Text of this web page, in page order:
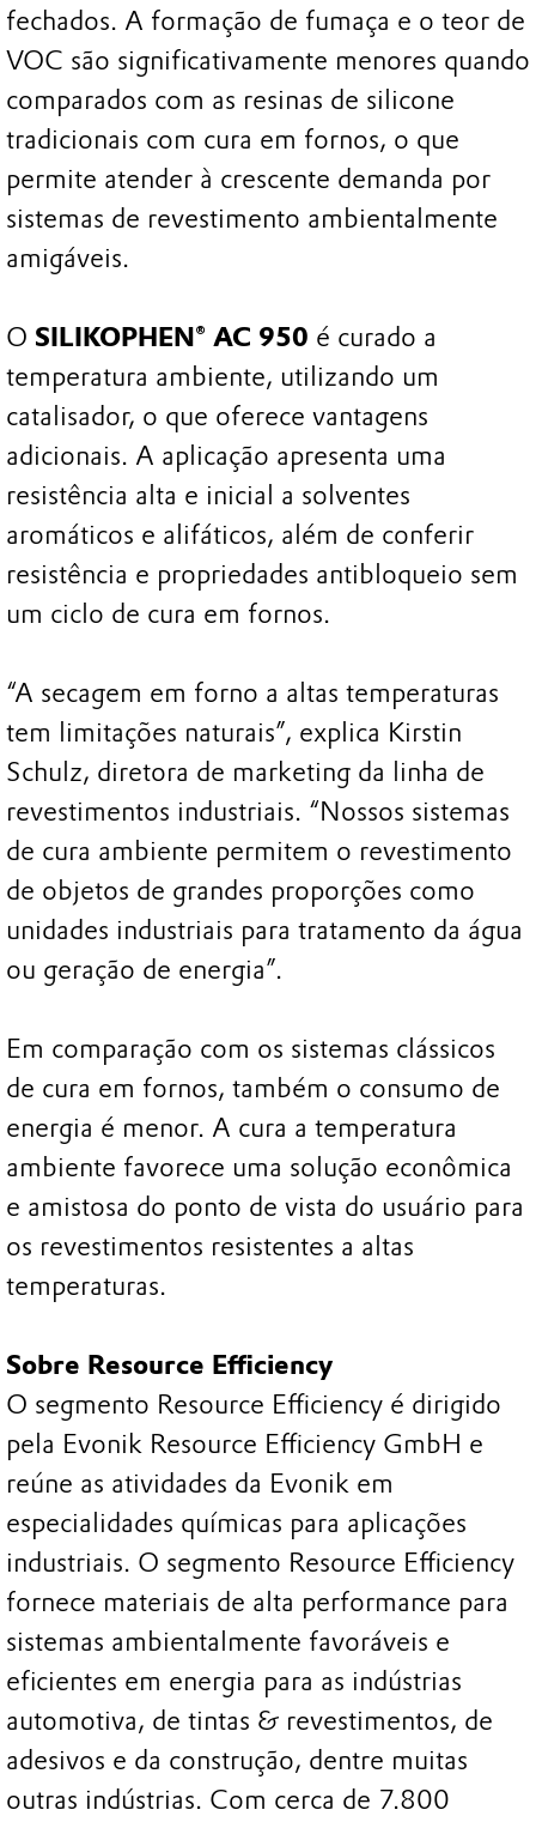
fechados. A formação de fumaça e o teor de
VOC são significativamente menores quando
comparados com as resinas de silicone
tradicionais com cura em fornos, o que
permite atender à crescente demanda por
sistemas de revestimento ambientalmente
amigáveis.
O SILIKOPHEN® AC 950 é curado a
temperatura ambiente, utilizando um
catalisador, o que oferece vantagens
adicionais. A aplicação apresenta uma
resistência alta e inicial a solventes
aromáticos e alifáticos, além de conferir
resistência e propriedades antibloqueio sem
um ciclo de cura em fornos.
“A secagem em forno a altas temperaturas
tem limitações naturais”, explica Kirstin
Schulz, diretora de marketing da linha de
revestimentos industriais. “Nossos sistemas
de cura ambiente permitem o revestimento
de objetos de grandes proporções como
unidades industriais para tratamento da água
ou geração de energia”.
Em comparação com os sistemas clássicos
de cura em fornos, também o consumo de
energia é menor. A cura a temperatura
ambiente favorece uma solução econômica
e amistosa do ponto de vista do usuário para
os revestimentos resistentes a altas
temperaturas.
Sobre Resource Efficiency
O segmento Resource Efficiency é dirigido
pela Evonik Resource Efficiency GmbH e
reúne as atividades da Evonik em
especialidades químicas para aplicações
industriais. O segmento Resource Efficiency
fornece materiais de alta performance para
sistemas ambientalmente favoráveis e
eficientes em energia para as indústrias
automotiva, de tintas & revestimentos, de
adesivos e da construção, dentre muitas
outras indústrias. Com cerca de 7.800